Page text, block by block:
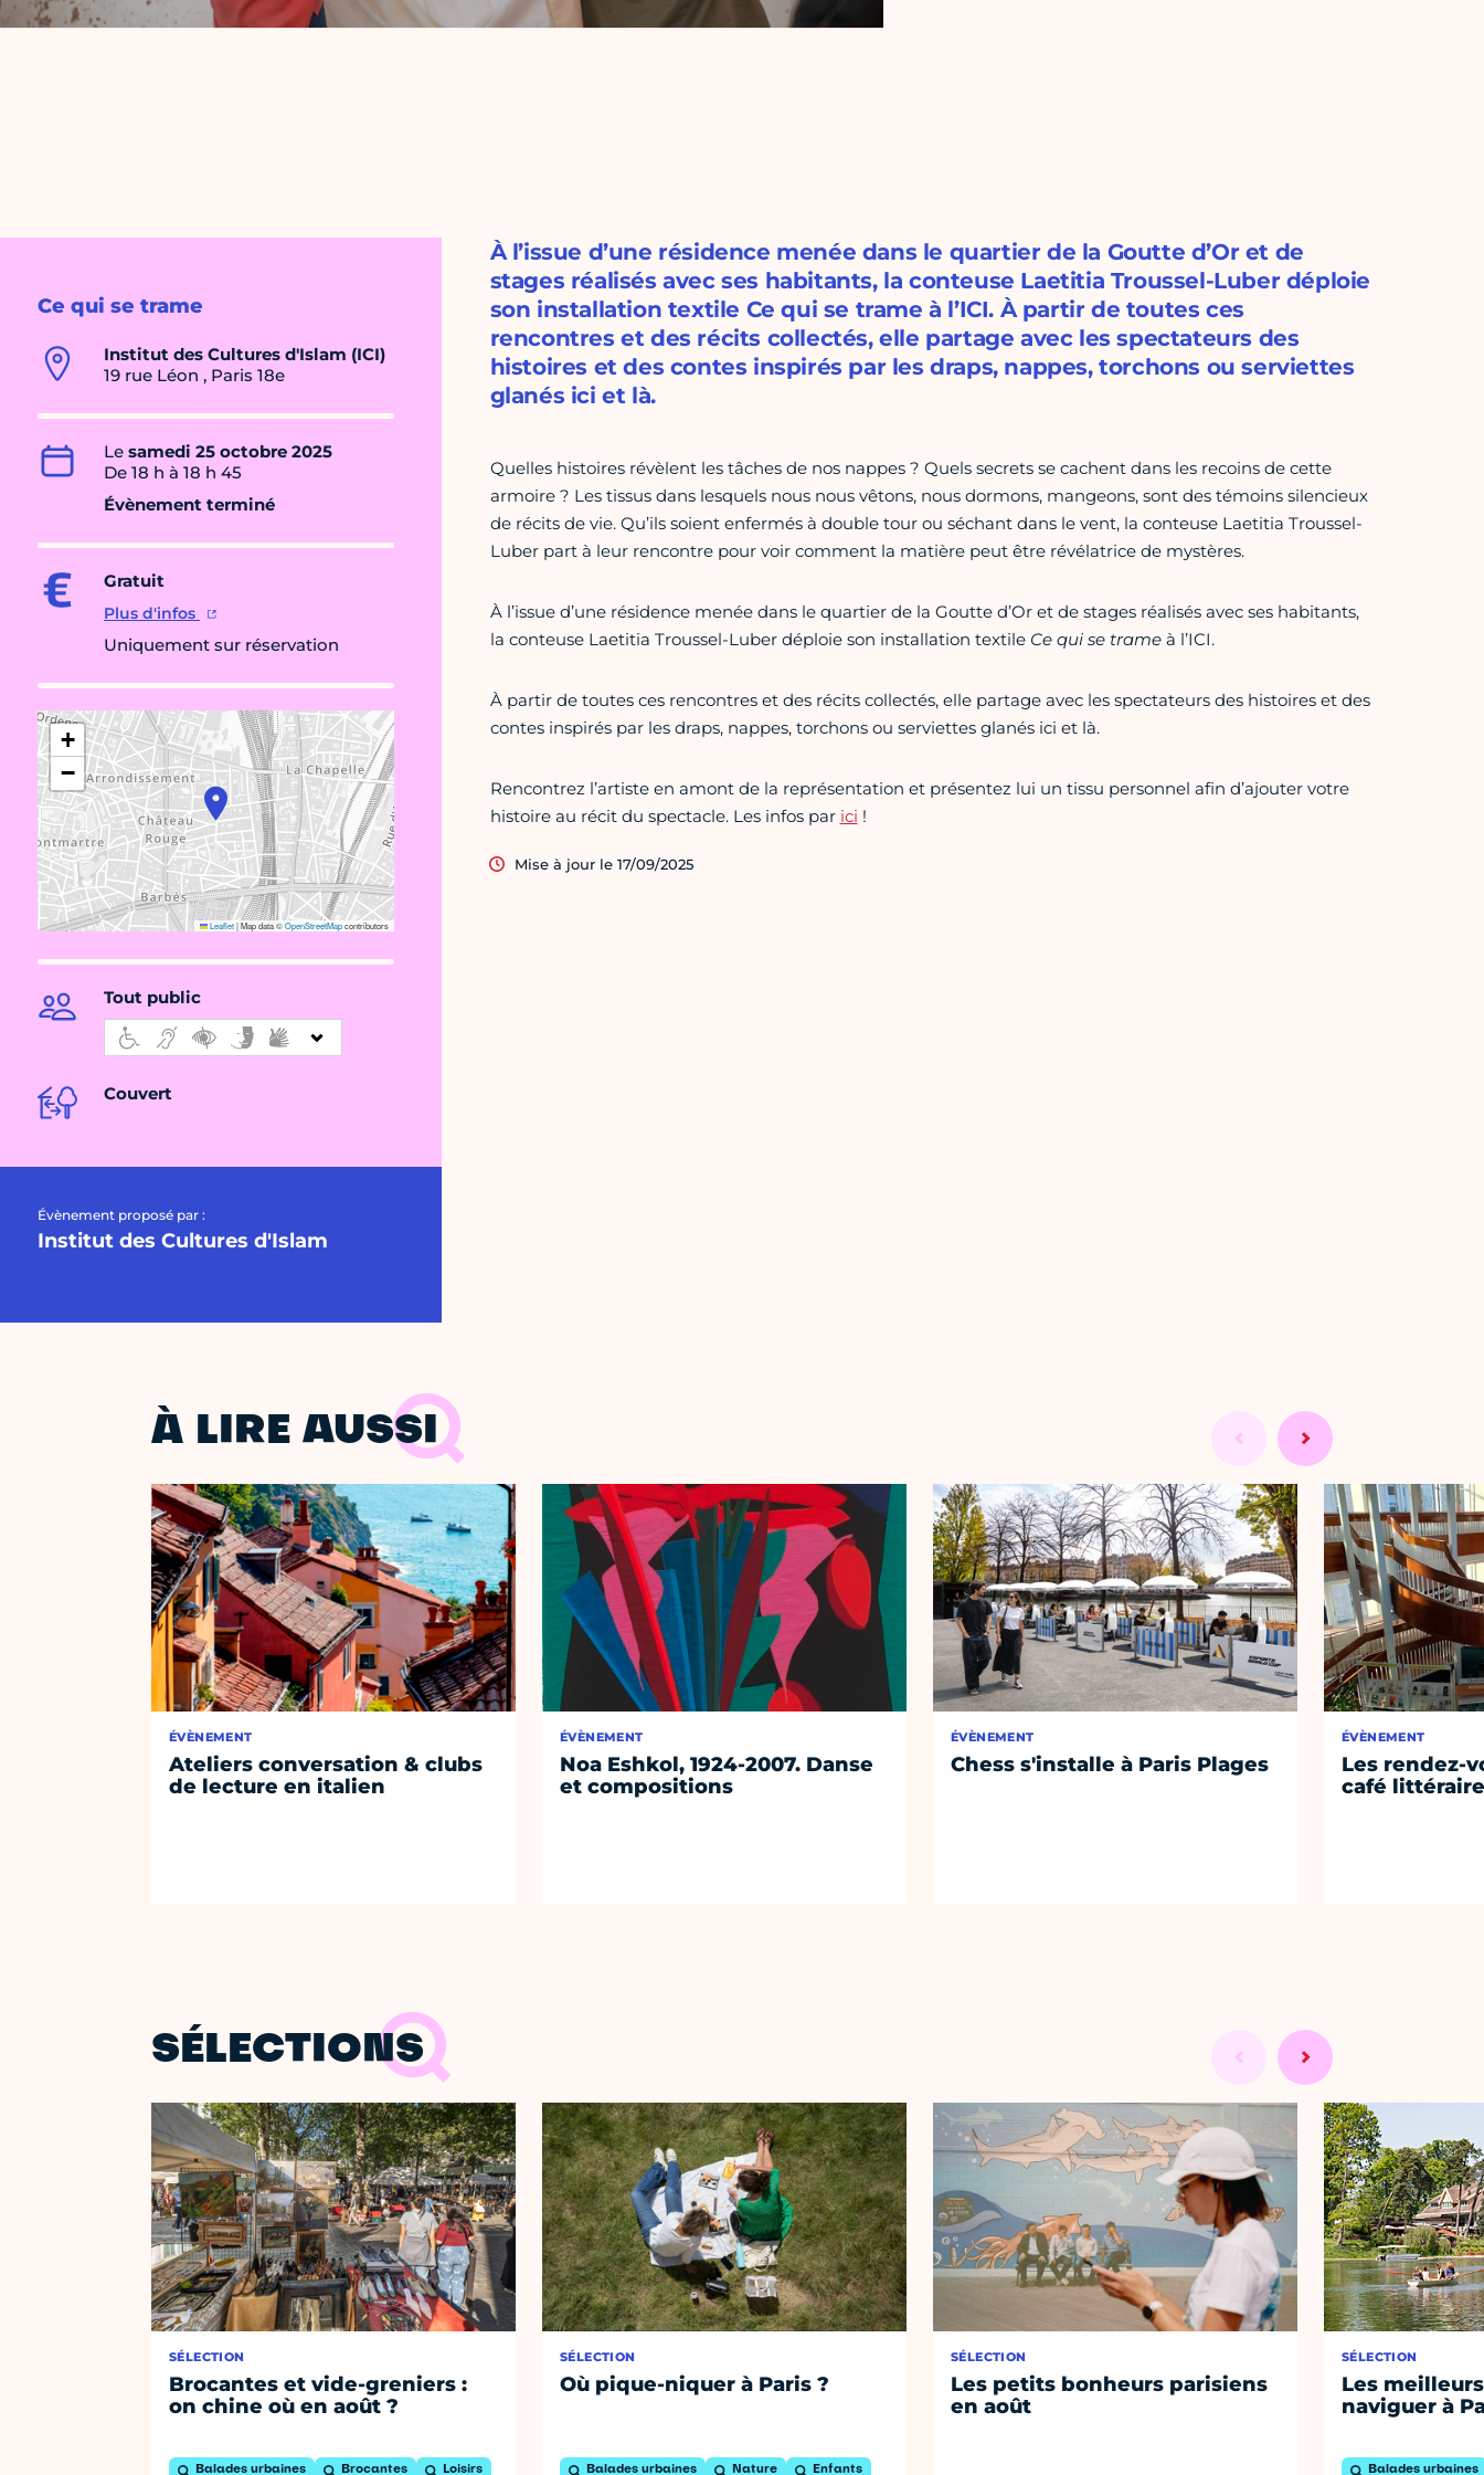
Ce qui se trame
Institut des Cultures d'Islam (ICI)
19 rue Léon , Paris 18e
Le samedi 25 octobre 2025
De 18 h à 18 h 45
Évènement terminé
Gratuit
Plus d'infos
Uniquement sur réservation
+
−
Leaflet|Map data ©OpenStreetMapcontributors
Tout public
Couvert
Évènement proposé par :
Institut des Cultures d'Islam
À l’issue d’une résidence menée dans le quartier de la Goutte d’Or et de
stages réalisés avec ses habitants, la conteuse Laetitia Troussel-Luber déploie
son installation textile Ce qui se trame à l’ICI. À partir de toutes ces
rencontres et des récits collectés, elle partage avec les spectateurs des
histoires et des contes inspirés par les draps, nappes, torchons ou serviettes
glanés ici et là.
Quelles histoires révèlent les tâches de nos nappes ? Quels secrets se cachent dans les recoins de cette
armoire ? Les tissus dans lesquels nous nous vêtons, nous dormons, mangeons, sont des témoins silencieux
de récits de vie. Qu’ils soient enfermés à double tour ou séchant dans le vent, la conteuse Laetitia Troussel-
Luber part à leur rencontre pour voir comment la matière peut être révélatrice de mystères.
À l’issue d’une résidence menée dans le quartier de la Goutte d’Or et de stages réalisés avec ses habitants,
la conteuse Laetitia Troussel-Luber déploie son installation textile Ce qui se trameà l’ICI.
À partir de toutes ces rencontres et des récits collectés, elle partage avec les spectateurs des histoires et des
contes inspirés par les draps, nappes, torchons ou serviettes glanés ici et là.
Rencontrez l’artiste en amont de la représentation et présentez lui un tissu personnel afin d’ajouter votre
histoire au récit du spectacle. Les infos par ici !
Mise à jour le 17/09/2025
À LIRE AUSSI
ÉVÈNEMENT
Ateliers conversation & clubs
de lecture en italien
ÉVÈNEMENT
Noa Eshkol, 1924-2007. Danse
et compositions
ÉVÈNEMENT
Chess s'installe à Paris Plages
ÉVÈNEMENT
Les rendez-
café
SÉLECTIONS
SÉLECTION
Brocantes et vide-greniers :
on chine où en août ?
Balades urbaines Brocantes Loisirs
SÉLECTION
Où pique-niquer à Paris ?
Balades urbaines Nature Enfants
SÉLECTION
Les petits bonheurs parisiens
en août
SÉLECTION
Les
naviguer à
Balades urbaines